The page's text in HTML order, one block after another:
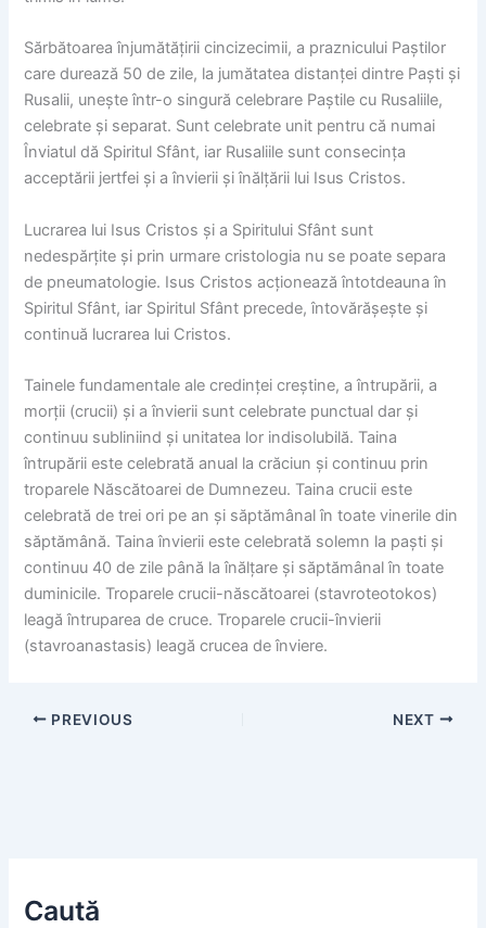
Sărbătoarea înjumătățirii cincizecimii, a praznicului Paștilor
care durează 50 de zile, la jumătatea distanței dintre Paști și
Rusalii, unește într-o singură celebrare Paștile cu Rusaliile,
celebrate și separat. Sunt celebrate unit pentru că numai
Înviatul dă Spiritul Sfânt, iar Rusaliile sunt consecința
acceptării jertfei și a învierii și înălțării lui Isus Cristos.
Lucrarea lui Isus Cristos și a Spiritului Sfânt sunt
nedespărțite și prin urmare cristologia nu se poate separa
de pneumatologie. Isus Cristos acționează întotdeauna în
Spiritul Sfânt, iar Spiritul Sfânt precede, întovărășește și
continuă lucrarea lui Cristos.
Tainele fundamentale ale credinței creștine, a întrupării, a
morții (crucii) și a învierii sunt celebrate punctual dar și
continuu subliniind și unitatea lor indisolubilă. Taina
întrupării este celebrată anual la crăciun și continuu prin
troparele Născătoarei de Dumnezeu. Taina crucii este
celebrată de trei ori pe an și săptămânal în toate vinerile din
săptămână. Taina învierii este celebrată solemn la paști și
continuu 40 de zile până la înălțare și săptămânal în toate
duminicile. Troparele crucii-născătoarei (stavroteotokos)
leagă întruparea de cruce. Troparele crucii-învierii
(stavroanastasis) leagă crucea de înviere.
PREVIOUS NEXT
Caută